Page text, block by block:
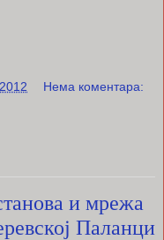
Нема коментара:
и мрежа
Паланци